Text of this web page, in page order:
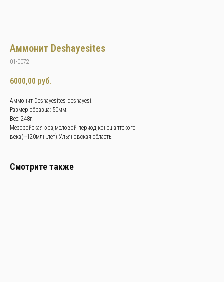
Аммонит Deshayesites
01-0072
6000,00 руб.
Аммонит Deshayesites deshayesi.
Размер образца: 50мм.
Вес: 248г.
Мезозойская эра,меловой период,конец аптского
века(~120млн.лет).Ульяновская область.
Смотрите также